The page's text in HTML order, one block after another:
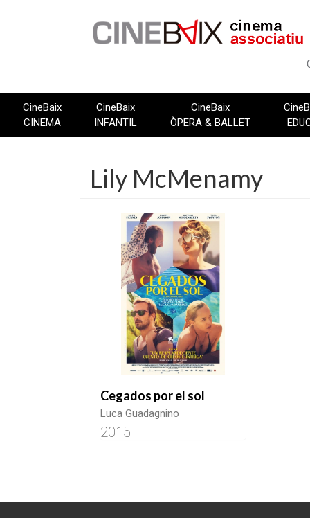
CineBaix
CINEMA
CineBaix
INFANTIL
CineBaix
ÒPERA & BALLET
Lily McMenamy
Cegados por el sol
Luca Guadagnino
2015